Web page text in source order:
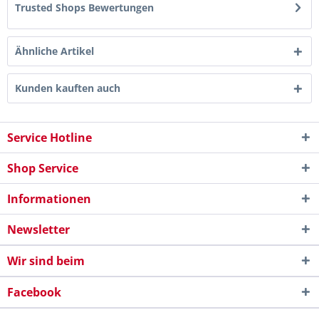
Trusted Shops Bewertungen
Ähnliche Artikel
Kunden kauften auch
Service Hotline
Shop Service
Informationen
Newsletter
Wir sind beim
Facebook